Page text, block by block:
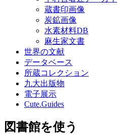
蔵書印画像
炭鉱画像
水素材料DB
麻生家文書
世界の文献
データベース
所蔵コレクション
九大出版物
電子展示
Cute.Guides
図書館を使う